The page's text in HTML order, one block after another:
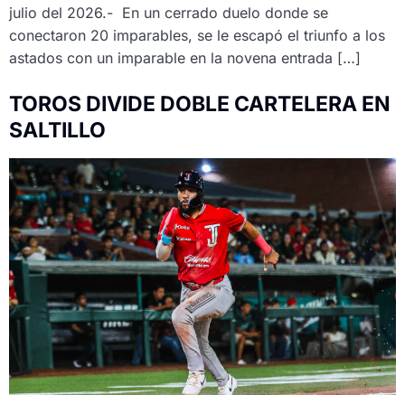
julio del 2026.- En un cerrado duelo donde se
conectaron 20 imparables, se le escapó el triunfo a los
astados con un imparable en la novena entrada […]
TOROS DIVIDE DOBLE CARTELERA EN
SALTILLO